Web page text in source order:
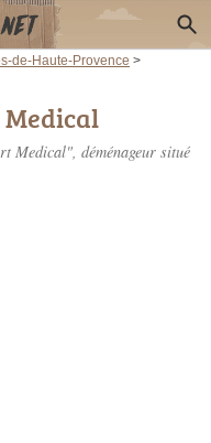
de-Haute-Provence >
Medical", déménageur situé